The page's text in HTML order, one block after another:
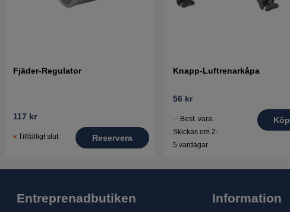
Fjäder-Regulator
117 kr
Tillfälligt slut Reservera
Knapp-Luftrenarkåpa
56 kr
Best. vara.
Skickas om 2-
5 vardagar
Köp
Entreprenadbutiken Information